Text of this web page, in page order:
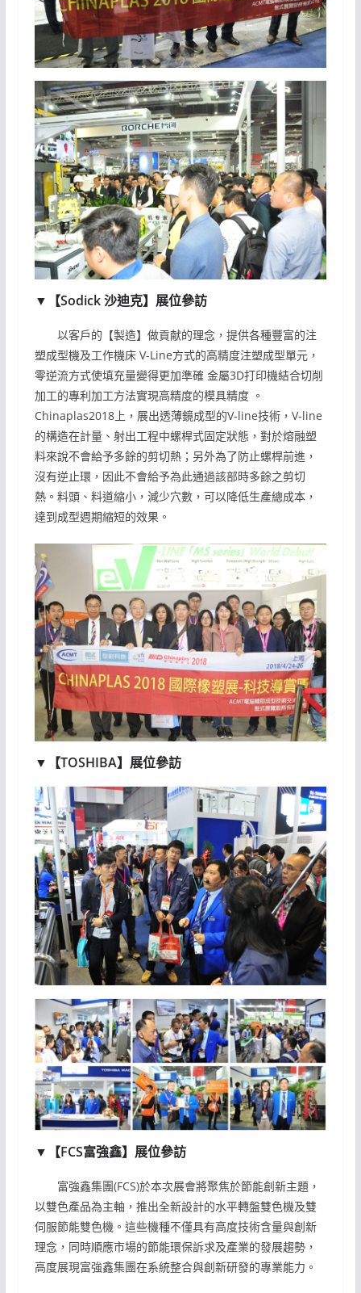
▼【Sodick 沙迪克】展位參訪
以客戶的【製造】做貢献的理念，提供各種豐富的注
塑成型機及工作機床 V-Line方式的高精度注塑成型單元，
零逆流方式使填充量變得更加準確 金屬3D打印機結合切削
加工的專利加工方法實現高精度的模具精度 。
Chinaplas2018上，展出透薄鏡成型的V-line技術，V-line
的構造在計量、射出工程中螺桿式固定狀態，對於熔融塑
料來說不會給予多餘的剪切熱；另外為了防止螺桿前進，
沒有逆止環，因此不會給予為此通過該部時多餘之剪切
熱。料頭、料道縮小，減少穴數，可以降低生產總成本，
達到成型週期縮短的效果。
▼【TOSHIBA】展位參訪
▼【FCS富強鑫】展位參訪
富強鑫集團(FCS)於本次展會將聚焦於節能創新主題，
以雙色產品為主軸，推出全新設計的水平轉盤雙色機及雙
伺服節能雙色機。這些機種不僅具有高度技術含量與創新
理念，同時順應市場的節能環保訴求及產業的發展趨勢，
高度展現富強鑫集團在系統整合與創新研發的專業能力。